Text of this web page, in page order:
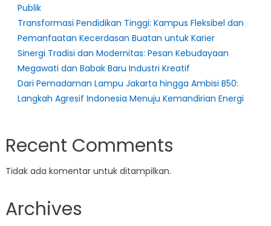
Publik
Transformasi Pendidikan Tinggi: Kampus Fleksibel dan
Pemanfaatan Kecerdasan Buatan untuk Karier
Sinergi Tradisi dan Modernitas: Pesan Kebudayaan
Megawati dan Babak Baru Industri Kreatif
Dari Pemadaman Lampu Jakarta hingga Ambisi B50:
Langkah Agresif Indonesia Menuju Kemandirian Energi
Recent Comments
Tidak ada komentar untuk ditampilkan.
Archives